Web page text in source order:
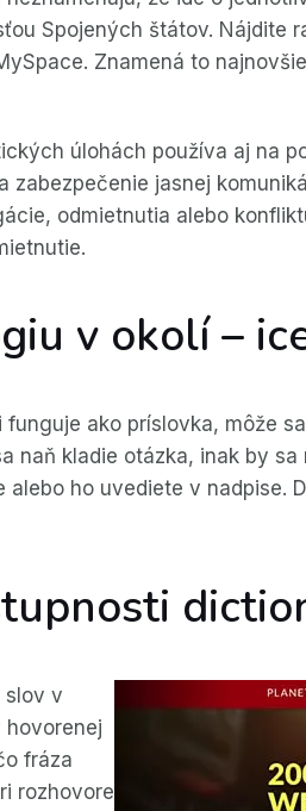
Spojených štátov.
Znamená to
úlohách používa aj na
zabezpečenie jasnej
odmietnutia alebo
v okolí –
ako príslovka, môže
naň kladie otázka, inak by
ho uvediete v
slov v
fráza
rozhovore